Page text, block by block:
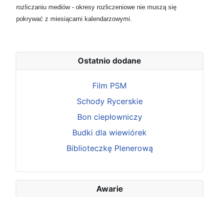
rozliczaniu mediów - okresy rozliczeniowe nie muszą się
pokrywać z miesiącami kalendarzowymi.
Ostatnio dodane
Film PSM
Schody Rycerskie
Bon ciepłowniczy
Budki dla wiewiórek
Biblioteczkę Plenerową
Awarie